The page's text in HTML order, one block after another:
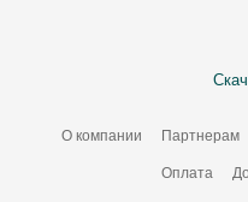
О компании Партнерам
Оплата